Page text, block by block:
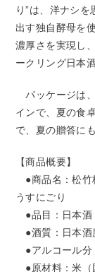
り”は、洋ナシ
出す独自酵母を
濃厚さを実現し
ークリング日本酒
パッケージは
インで、夏の食
で、夏の贈答に
【商品概要】
●商品名：松竹
うすにごり
●品目：日本酒
●酒質：日本酒
●アルコール分
●原材料：米（